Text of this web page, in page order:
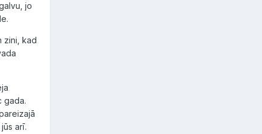
jo
zini, kad
gada.
arī.